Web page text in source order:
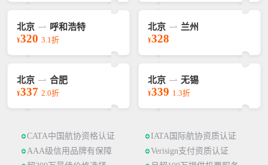
北京 呼和浩特
¥320 3.1折
北京 兰州
¥328
北京 合肥
¥337 2.0折
北京 无锡
¥339 1.3折
CATA中国航协资格认证
IATA国际航协资质认证
AAA级信用品牌有保障
Verisign支付资质认证